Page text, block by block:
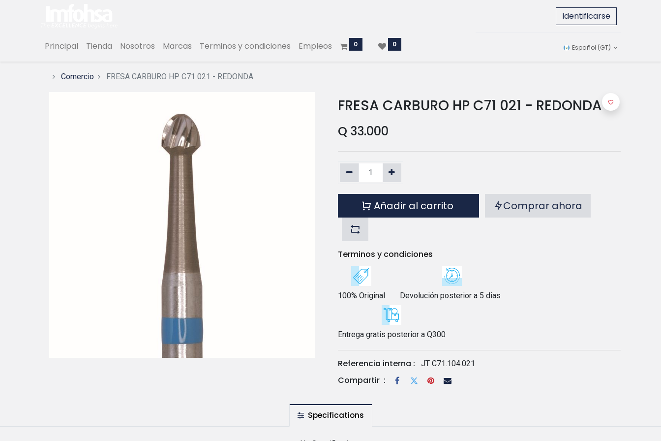
Identificarse
Principal Tienda Nosotros Marcas Terminos y condiciones Empleos 0 0 Español (GT)
Comercio FRESA CARBURO HP C71 021 - REDONDA
FRESA CARBURO HP C71 021 - REDONDA
Q 33.000
Añadir al carrito Comprar ahora
Terminos y condiciones
100% Original Devolución posterior a 5 dias
Entrega gratis posterior a Q300
Referencia interna : JT C71.104.021
Compartir :
Specifications